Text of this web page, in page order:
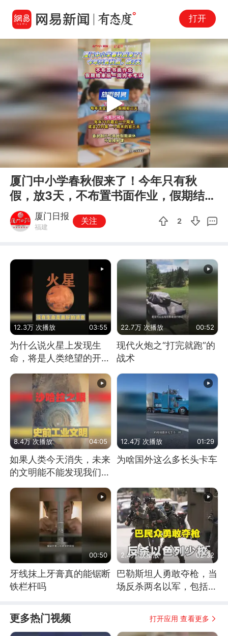
打开
Play
厦门中小学春秋假来了！今年只有秋
假，放3天，不布置书面作业，假期结束
后一周内不考试
厦门日报
福建
关注 2
12.3万 次播放 03:55
为什么说火星上发现生
命，将是人类绝望的开
始？
22.7万 次播放 00:52
现代火炮之“打完就跑”的
战术
8.4万 次播放 04:05
如果人类今天消失，未来
的文明能不能发现我们存
12.4万 次播放 01:29
为啥国外这么多长头卡车
00:50
牙线抹上牙膏真的能锯断
铁栏杆吗
2.4万 次播放 02:32
巴勒斯坦人勇敢夺枪，当
场反杀两名以军，包括一
更多热门视频 打开应用 查看更多